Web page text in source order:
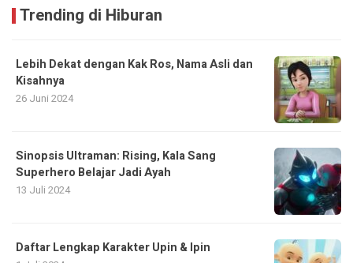
Trending di Hiburan
Lebih Dekat dengan Kak Ros, Nama Asli dan
Kisahnya
26 Juni 2024
Sinopsis Ultraman: Rising, Kala Sang
Superhero Belajar Jadi Ayah
13 Juli 2024
Daftar Lengkap Karakter Upin & Ipin